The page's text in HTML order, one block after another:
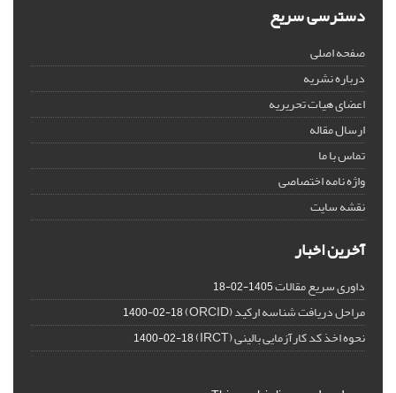
دسترسی سریع
صفحه اصلی
درباره نشریه
اعضای هیات تحریریه
ارسال مقاله
تماس با ما
واژه نامه اختصاصی
نقشه سایت
آخرین اخبار
داوری سریع مقالات1405-02-18
مراحل دریافت شناسه ارکید (ORCID) 1400-02-18
نحوه اخذ کد کارآزمایی بالینی (IRCT) 1400-02-18